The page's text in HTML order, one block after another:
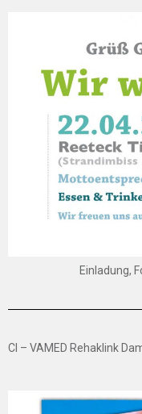
Einladung,
CI – VAMED Rehaklink